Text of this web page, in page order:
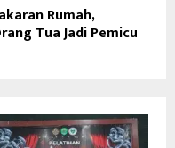
Rumah,
Tua Jadi Pemicu